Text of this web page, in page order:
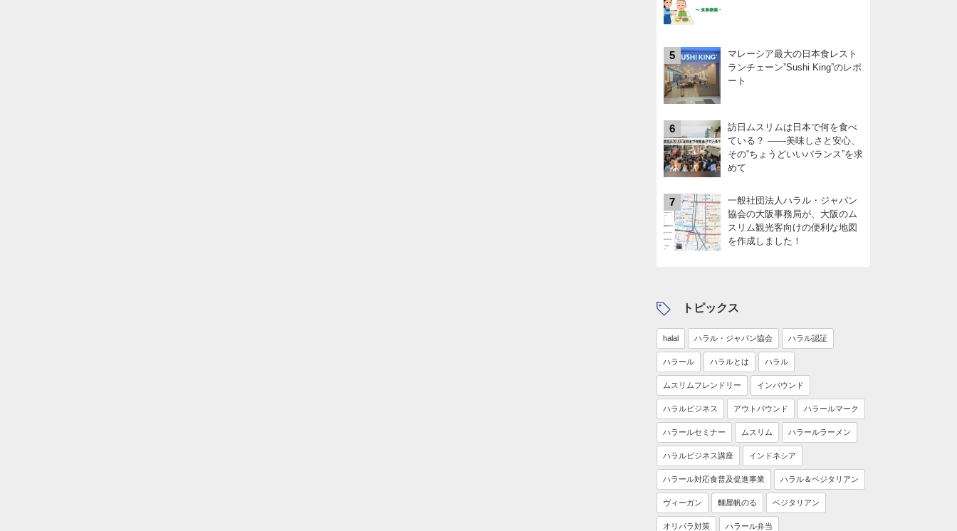
5
マレーシア最大の日本食レスト
ランチェーン”Sushi King”のレポ
ート
6
訪日ムスリムは日本で何を食べ
ている？ ――美味しさと安心、
その“ちょうどいいバランス”を求
めて
7
一般社団法人ハラル・ジャパン
協会の大阪事務局が、大阪のム
スリム観光客向けの便利な地図
を作成しました！
トピックス
halal ハラル・ジャパン協会 ハラル認証
ハラール ハラルとは ハラル
ムスリムフレンドリー インバウンド
ハラルビジネス アウトバウンド ハラールマーク
ハラールセミナー ムスリム ハラールラーメン
ハラルビジネス講座 インドネシア
ハラール対応食普及促進事業 ハラル＆ベジタリアン
ヴィーガン 麵屋帆のる ベジタリアン
オリパラ対策 ハラール弁当